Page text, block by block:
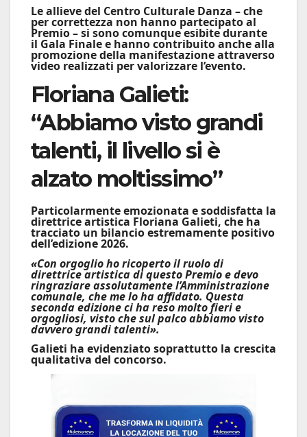
Le allieve del Centro Culturale Danza – che
per correttezza non hanno partecipato al
Premio – si sono comunque esibite durante
il Gala Finale e hanno contribuito anche alla
promozione della manifestazione attraverso
video realizzati per valorizzare l’evento.
Floriana Galieti:
“Abbiamo visto grandi
talenti, il livello si è
alzato moltissimo”
Particolarmente emozionata e soddisfatta la
direttrice artistica Floriana Galieti, che ha
tracciato un bilancio estremamente positivo
dell’edizione 2026.
«Con orgoglio ho ricoperto il ruolo di
direttrice artistica di questo Premio e devo
ringraziare assolutamente l’Amministrazione
comunale, che me lo ha affidato. Questa
seconda edizione ci ha reso molto fieri e
orgogliosi, visto che sul palco abbiamo visto
davvero grandi talenti».
Galieti ha evidenziato soprattutto la crescita
qualitativa del concorso.